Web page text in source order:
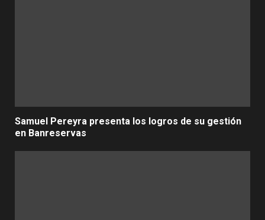
Samuel Pereyra presenta los logros de su gestión
en Banreservas